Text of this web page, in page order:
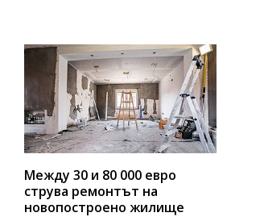
Между 30 и 80 000 евро
струва ремонтът на
новопостроено жилище